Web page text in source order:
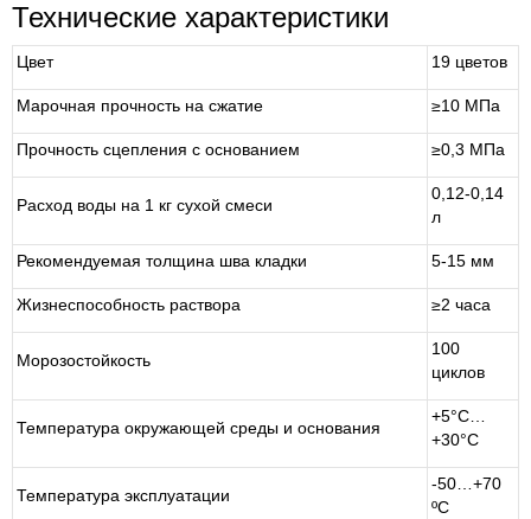
Технические характеристики
Цвет 19 цветов
Марочная прочность на сжатие ≥10 МПа
Прочность сцепления с основанием ≥0,3 МПа
Расход воды на 1 кг сухой смеси
0,12-0,14
л
Рекомендуемая толщина шва кладки 5-15 мм
Жизнеспособность раствора ≥2 часа
Морозостойкость
100
циклов
Температура окружающей среды и основания
+5°С…
+30°С
Температура эксплуатации
-50…+70
ºС